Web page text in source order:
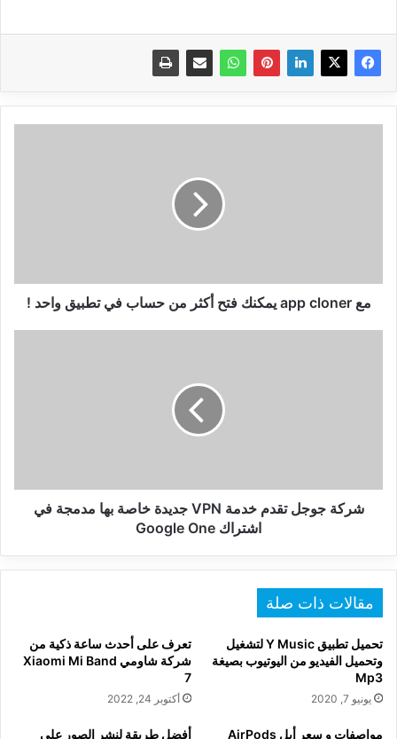
في
تطبيق
مع app cloner يمكنك فتح أكثر من حساب في تطبيق واحد !
مدمجة
شركة جوجل تقدم خدمة VPN جديدة خاصة بها مدمجة في
اشتراك Google One
مقالات ذات صلة
تحميل تطبيق Y Music لتشغيل
وتحميل الفيديو من اليوتيوب بصيغة
Mp3
يونيو 7, 2020
تعرف على أحدث ساعة ذكية من
شركة شاومي Xiaomi Mi Band
7
أكتوبر 24, 2022
مواصفات و سعر أبل AirPods أفضل طريقة لنشر الصور على